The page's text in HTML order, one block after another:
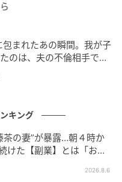
た長谷川は「まさか
ですが。『正直不動
で出てくる人間に声し
を取る。
産のメンバーを演
ペシャルからの参加
ごく気さくに話しか
に入れてくださいま
やらないといけない時
まれたあの瞬間。我が子
のは、夫の不倫相手でし
キング
茶の妻”が暴露…朝４時か
けた【副業】とは「お金
2026.8.6